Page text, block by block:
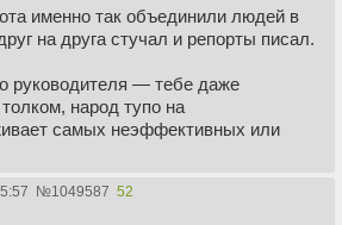
именно так объединили людей в
на друга стучал и репорты писал.
руководителя — тебе даже
народ тупо на
самых неэффективных или
№1049587 52